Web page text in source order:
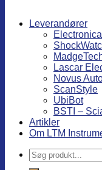
Leverandører
Lascar
Novus
ScanStyle
UbiBot
BSTI –
Artikler
Om LTM
Søg
efter: